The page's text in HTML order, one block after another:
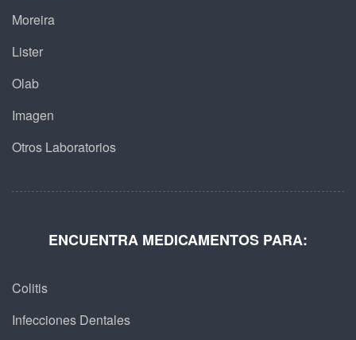
Moreira
Lister
Olab
Imagen
Otros Laboratorios
ENCUENTRA MEDICAMENTOS PARA:
Colitis
Infecciones Dentales